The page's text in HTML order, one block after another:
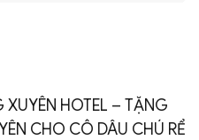
HOTEL – TẶNG
CHO CÔ DÂU CHÚ RỂ